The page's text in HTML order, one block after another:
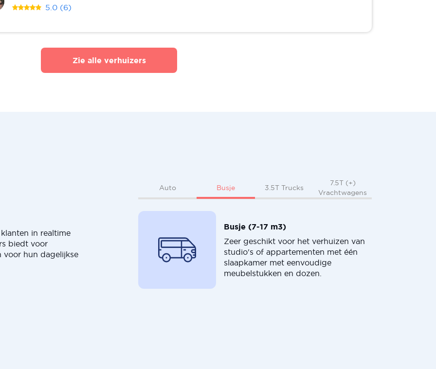
5.0 (6)
Zie alle verhuizers
in realtime
biedt voor
voor hun dagelijkse
Auto Busje 3.5T Trucks
7.5T (+)
Vrachtwagens
Busje (7-17 m3)
Zeer geschikt voor het verhuizen van
studio's of appartementen met één
slaapkamer met eenvoudige
meubelstukken en dozen.